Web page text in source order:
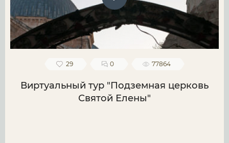
29 0 77864
Виртуальный тур "Подземная церковь
Святой Елены"